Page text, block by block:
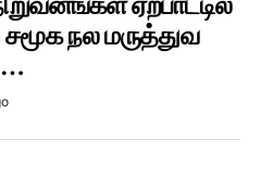
நல மருத்துவ
…